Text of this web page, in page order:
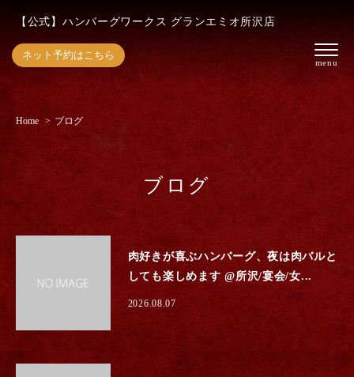
【公式】ハンバーグワークス グランエミオ所沢店
ネット予約はこちら
Home ブログ
ブログ
肉好きが喜ぶハンバーグ、夜は肉バルと
しても楽しめます @所沢/宴会/女...
2026.08.07